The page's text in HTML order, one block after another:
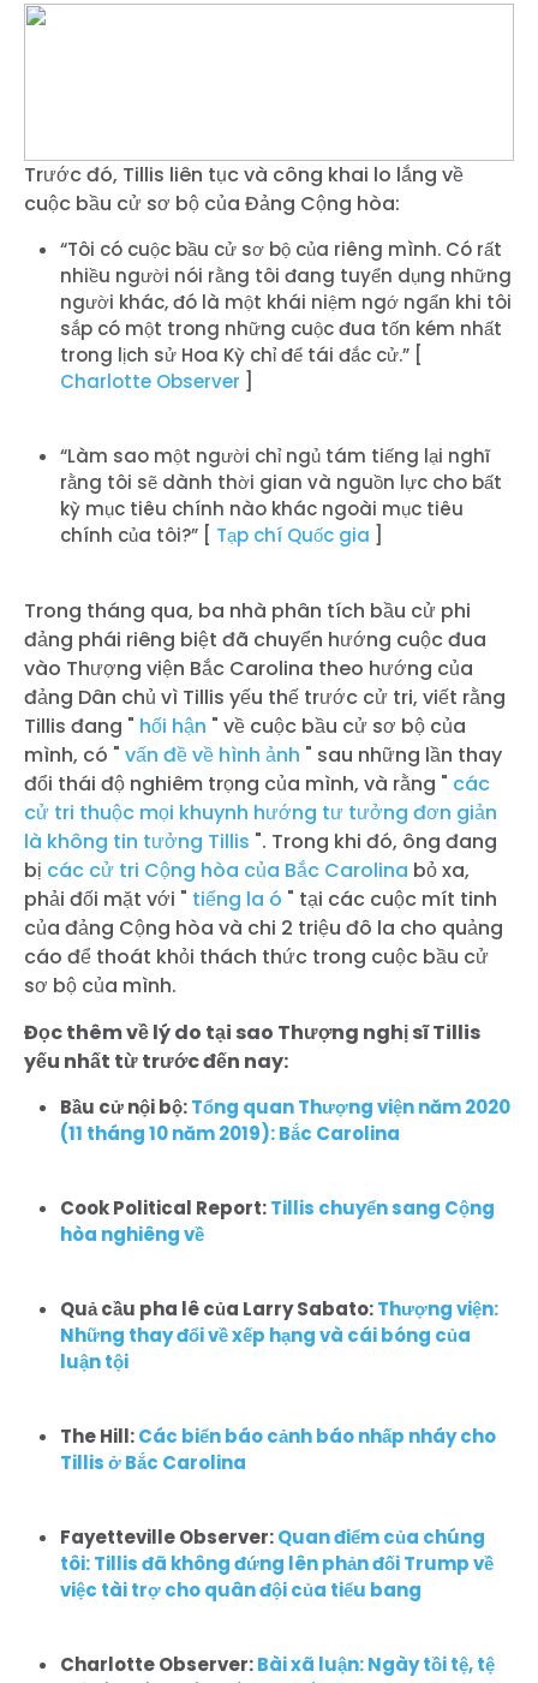
Trước đó, Tillis liên tục và công khai lo lắng về
cuộc bầu cử sơ bộ của Đảng Cộng hòa:
“Tôi có cuộc bầu cử sơ bộ của riêng mình. Có rất
nhiều người nói rằng tôi đang tuyển dụng những
người khác, đó là một khái niệm ngớ ngẩn khi tôi
sắp có một trong những cuộc đua tốn kém nhất
trong lịch sử Hoa Kỳ chỉ để tái đắc cử.” [
Charlotte Observer ]
“Làm sao một người chỉ ngủ tám tiếng lại nghĩ
rằng tôi sẽ dành thời gian và nguồn lực cho bất
kỳ mục tiêu chính nào khác ngoài mục tiêu
chính của tôi?” [ Tạp chí Quốc gia ]
Trong tháng qua, ba nhà phân tích bầu cử phi
đảng phái riêng biệt đã chuyển hướng cuộc đua
vào Thượng viện Bắc Carolina theo hướng của
đảng Dân chủ vì Tillis yếu thế trước cử tri, viết rằng
Tillis đang " hối hận " về cuộc bầu cử sơ bộ của
mình, có " vấn đề về hình ảnh " sau những lần thay
đổi thái độ nghiêm trọng của mình, và rằng " các
cử tri thuộc mọi khuynh hướng tư tưởng đơn giản
là không tin tưởng Tillis ". Trong khi đó, ông đang
bị các cử tri Cộng hòa của Bắc Carolina bỏ xa,
phải đối mặt với " tiếng la ó " tại các cuộc mít tinh
của đảng Cộng hòa và chi 2 triệu đô la cho quảng
cáo để thoát khỏi thách thức trong cuộc bầu cử
sơ bộ của mình.
Đọc thêm về lý do tại sao Thượng nghị sĩ Tillis
yếu nhất từ trước đến nay:
Bầu cử nội bộ:Tổng quan Thượng viện năm 2020
(11 tháng 10 năm 2019): Bắc Carolina
Cook Political Report:Tillis chuyển sang Cộng
hòa nghiêng về
Quả cầu pha lê của Larry Sabato:Thượng viện:
Những thay đổi về xếp hạng và cái bóng của
luận tội
The Hill:Các biển báo cảnh báo nhấp nháy cho
Tillis ở Bắc Carolina
Fayetteville Observer:Quan điểm của chúng
tôi: Tillis đã không đứng lên phản đối Trump về
việc tài trợ cho quân đội của tiểu bang
Charlotte Observer:Bài xã luận:Ngày tồi tệ, tệ